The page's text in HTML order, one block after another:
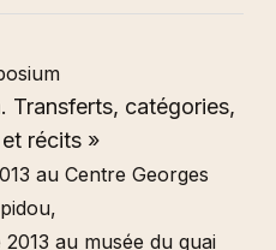
Transferts, catégories,
récits »
au Centre Georges
au musée du quai